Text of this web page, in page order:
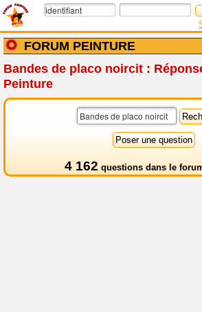
FORUM PEINTURE
Bandes de placo noircit :
Peinture
4 162 questions dans le